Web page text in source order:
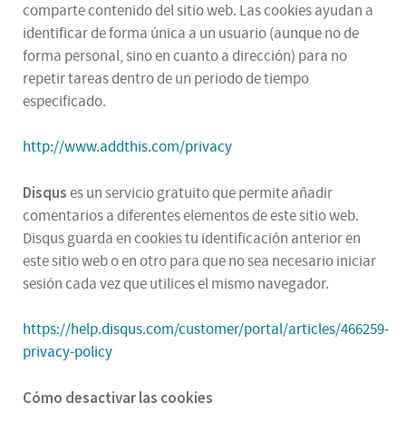
comparte contenido del sitio web. Las cookies ayudan a
identificar de forma única a un usuario (aunque no de
forma personal, sino en cuanto a dirección) para no
repetir tareas dentro de un periodo de tiempo
especificado.
http://www.addthis.com/privacy
Disquses un servicio gratuito que permite añadir
comentarios a diferentes elementos de este sitio web.
Disqus guarda en cookies tu identificación anterior en
este sitio web o en otro para que no sea necesario iniciar
sesión cada vez que utilices el mismo navegador.
https://help.disqus.com/customer/portal/articles/466259-
privacy-policy
Cómo desactivar las cookies